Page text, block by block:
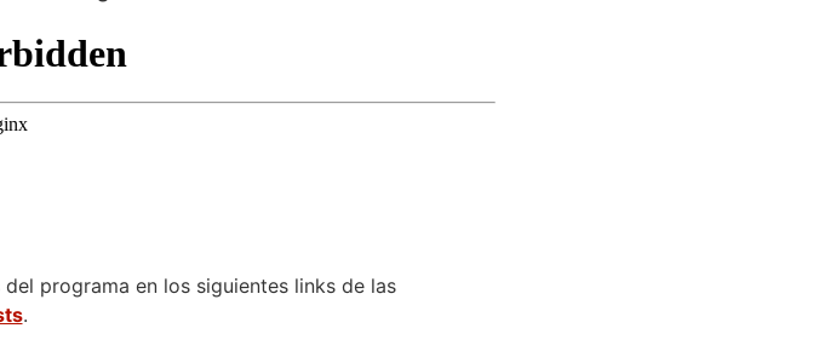
programa en los siguientes links de las
.